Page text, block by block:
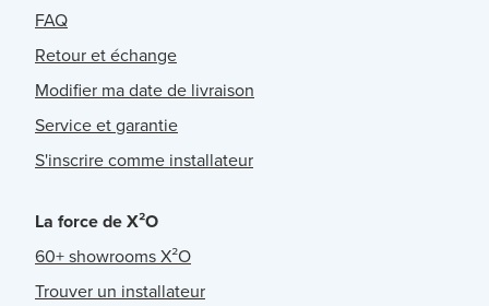
FAQ
Retour et échange
Modifier ma date de livraison
Service et garantie
S'inscrire comme installateur
La force de X²O
60+ showrooms X²O
Trouver un installateur